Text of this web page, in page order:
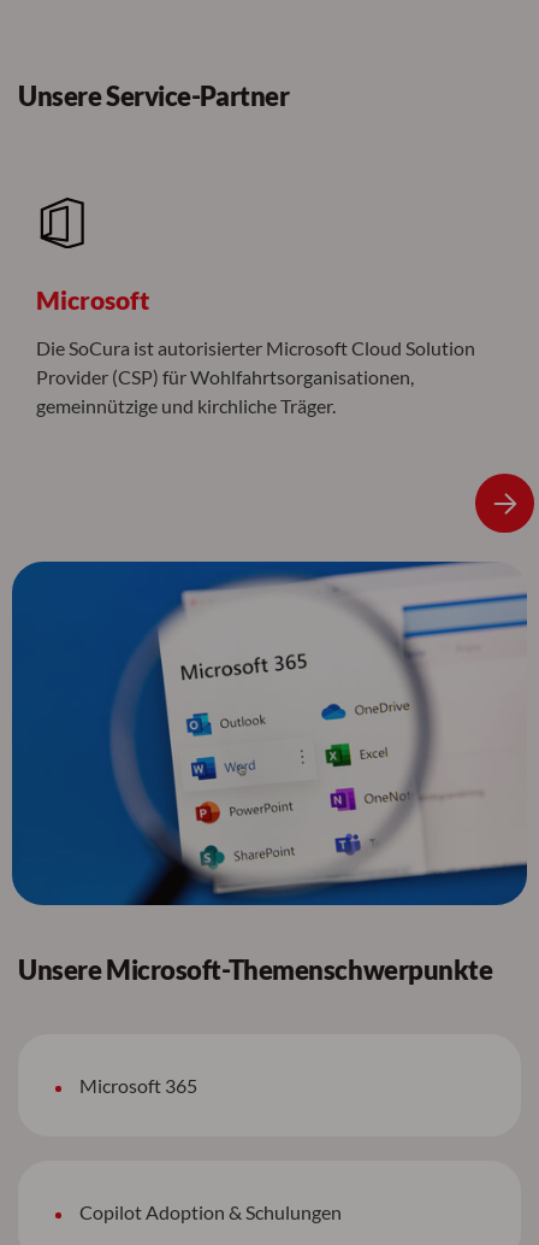
Unsere Service-Partner
Microsoft
Die SoCura ist autorisierter Microsoft Cloud Solution
Provider (CSP) für Wohlfahrtsorganisationen,
gemeinnützige und kirchliche Träger.
Unsere Microsoft-Themenschwerpunkte
Microsoft 365
Copilot Adoption & Schulungen